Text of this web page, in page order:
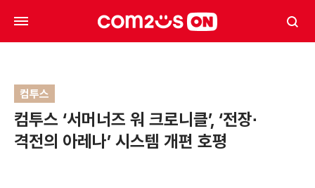
컴투스
컴투스 ‘서머너즈 워 크로니클’, ‘전장∙
격전의 아레나’ 시스템 개편 호평